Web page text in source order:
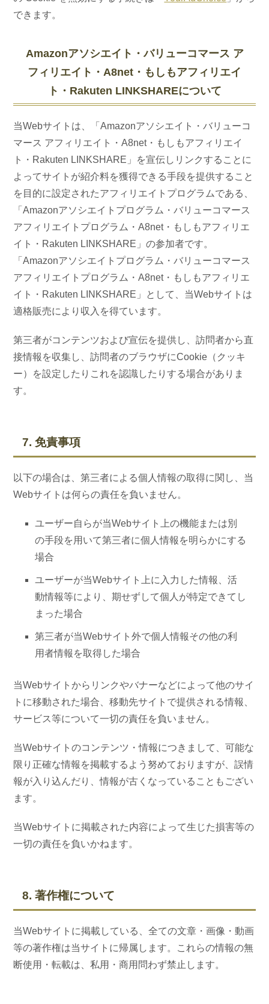
できます。
Amazonアソシエイト・バリューコマース ア
フィリエイト・A8net・もしもアフィリエイ
ト・Rakuten LINKSHAREについて
当Webサイトは、「Amazonアソシエイト・バリューコ
マース アフィリエイト・A8net・もしもアフィリエイ
ト・Rakuten LINKSHARE」を宣伝しリンクすることに
よってサイトが紹介料を獲得できる手段を提供すること
を目的に設定されたアフィリエイトプログラムである、
「Amazonアソシエイトプログラム・バリューコマース
アフィリエイトプログラム・A8net・もしもアフィリエ
イト・Rakuten LINKSHARE」の参加者です。
「Amazonアソシエイトプログラム・バリューコマース
アフィリエイトプログラム・A8net・もしもアフィリエ
イト・Rakuten LINKSHARE」として、当Webサイトは
適格販売により収入を得ています。
第三者がコンテンツおよび宣伝を提供し、訪問者から直
接情報を収集し、訪問者のブラウザにCookie（クッキ
ー）を設定したりこれを認識したりする場合がありま
す。
7. 免責事項
以下の場合は、第三者による個人情報の取得に関し、当
Webサイトは何らの責任を負いません。
ユーザー自らが当Webサイト上の機能または別
の手段を用いて第三者に個人情報を明らかにする
場合
ユーザーが当Webサイト上に入力した情報、活
動情報等により、期せずして個人が特定できてし
まった場合
第三者が当Webサイト外で個人情報その他の利
用者情報を取得した場合
当Webサイトからリンクやバナーなどによって他のサイ
トに移動された場合、移動先サイトで提供される情報、
サービス等について一切の責任を負いません。
当Webサイトのコンテンツ・情報につきまして、可能な
限り正確な情報を掲載するよう努めておりますが、誤情
報が入り込んだり、情報が古くなっていることもござい
ます。
当Webサイトに掲載された内容によって生じた損害等の
一切の責任を負いかねます。
8. 著作権について
当Webサイトに掲載している、全ての文章・画像・動画
等の著作権は当サイトに帰属します。これらの情報の無
断使用・転載は、私用・商用問わず禁止します。